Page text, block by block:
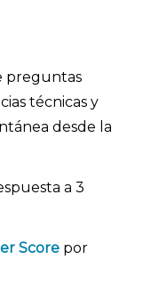
preguntas
técnicas y
desde la
a 3
Score por